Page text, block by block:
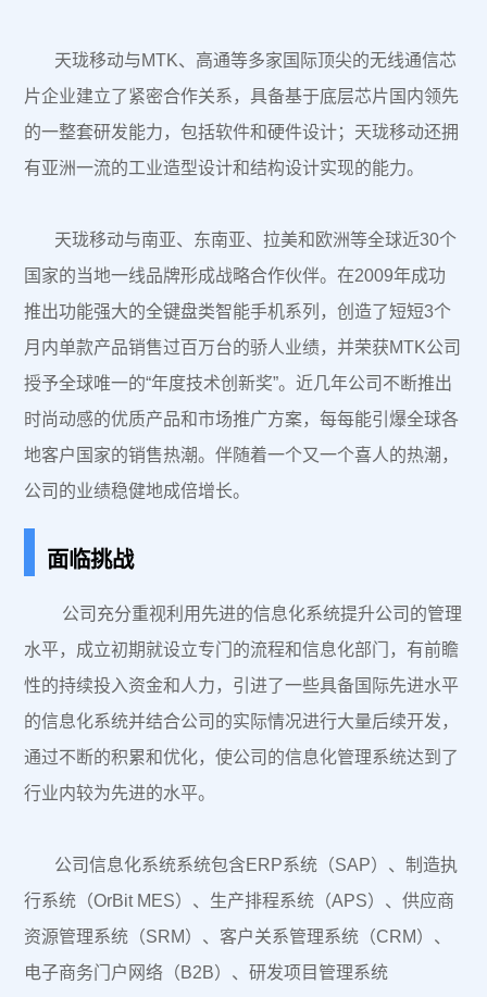
天珑移动与MTK、高通等多家国际顶尖的无线通信芯
片企业建立了紧密合作关系，具备基于底层芯片国内领先
的一整套研发能力，包括软件和硬件设计；天珑移动还拥
有亚洲一流的工业造型设计和结构设计实现的能力。
天珑移动与南亚、东南亚、拉美和欧洲等全球近30个
国家的当地一线品牌形成战略合作伙伴。在2009年成功
推出功能强大的全键盘类智能手机系列，创造了短短3个
月内单款产品销售过百万台的骄人业绩，并荣获MTK公司
授予全球唯一的“年度技术创新奖”。近几年公司不断推出
时尚动感的优质产品和市场推广方案，每每能引爆全球各
地客户国家的销售热潮。伴随着一个又一个喜人的热潮，
公司的业绩稳健地成倍增长。
面临挑战
公司充分重视利用先进的信息化系统提升公司的管理
水平，成立初期就设立专门的流程和信息化部门，有前瞻
性的持续投入资金和人力，引进了一些具备国际先进水平
的信息化系统并结合公司的实际情况进行大量后续开发，
通过不断的积累和优化，使公司的信息化管理系统达到了
行业内较为先进的水平。
公司信息化系统系统包含ERP系统（SAP）、制造执
行系统（OrBit MES）、生产排程系统（APS）、供应商
资源管理系统（SRM）、客户关系管理系统（CRM）、
电子商务门户网络（B2B）、研发项目管理系统